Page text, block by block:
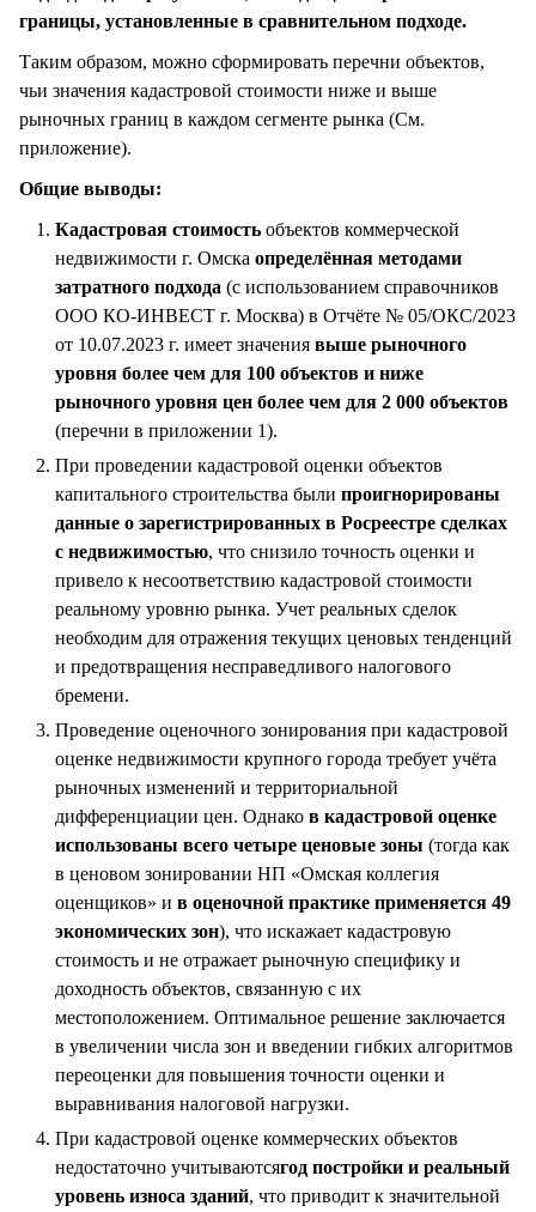
границы, установленные в сравнительном подходе.
Таким образом, можно сформировать перечни объектов,
чьи значения кадастровой стоимости ниже и выше
рыночных границ в каждом сегменте рынка (См.
приложение).
Общие выводы:
Кадастровая стоимость объектов коммерческой
недвижимости г. Омскаопределённая методами
затратного подхода (с использованием справочников
ООО КО-ИНВЕСТ г. Москва) в Отчёте № 05/ОКС/2023
от 10.07.2023 г. имеет значениявыше рыночного
уровня более чем для 100 объектов и ниже
рыночного уровня цен более чем для 2 000 объектов
(перечни в приложении 1).
При проведении кадастровой оценки объектов
капитального строительства былипроигнорированы
данные о зарегистрированных в Росреестре сделках
с недвижимостью, что снизило точность оценки и
привело к несоответствию кадастровой стоимости
реальному уровню рынка. Учет реальных сделок
необходим для отражения текущих ценовых тенденций
и предотвращения несправедливого налогового
бремени.
Проведение оценочного зонирования при кадастровой
оценке недвижимости крупного города требует учёта
рыночных изменений и территориальной
дифференциации цен. Однаков кадастровой оценке
использованы всего четыре ценовые зоны (тогда как
в ценовом зонировании НП «Омская коллегия
оценщиков» ив оценочной практике применяется 49
экономических зон), что искажает кадастровую
стоимость и не отражает рыночную специфику и
доходность объектов, связанную с их
местоположением. Оптимальное решение заключается
в увеличении числа зон и введении гибких алгоритмов
переоценки для повышения точности оценки и
выравнивания налоговой нагрузки.
При кадастровой оценке коммерческих объектов
недостаточно учитываютсягод постройки и реальный
уровень износа зданий, что приводит к значительной